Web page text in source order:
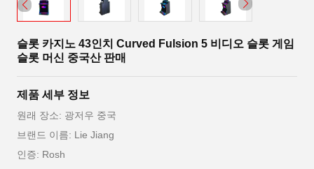
슬롯 카지노 43인치 Curved Fulsion 5 비디오 슬롯 게임
슬롯 머신 중국산 판매
제품 세부 정보
원래 장소: 광저우 중국
브랜드 이름: Lie Jiang
인증: Rosh